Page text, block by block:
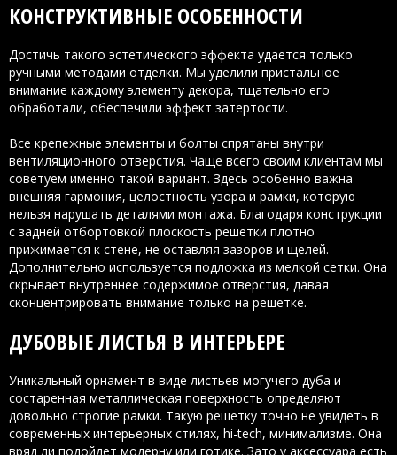
КОНСТРУКТИВНЫЕ ОСОБЕННОСТИ
Достичь такого эстетического эффекта удается только
ручными методами отделки. Мы уделили пристальное
внимание каждому элементу декора, тщательно его
обработали, обеспечили эффект затертости.
Все крепежные элементы и болты спрятаны внутри
вентиляционного отверстия. Чаще всего своим клиентам мы
советуем именно такой вариант. Здесь особенно важна
внешняя гармония, целостность узора и рамки, которую
нельзя нарушать деталями монтажа. Благодаря конструкции
с задней отбортовкой плоскость решетки плотно
прижимается к стене, не оставляя зазоров и щелей.
Дополнительно используется подложка из мелкой сетки. Она
скрывает внутреннее содержимое отверстия, давая
сконцентрировать внимание только на решетке.
ДУБОВЫЕ ЛИСТЬЯ В ИНТЕРЬЕРЕ
Уникальный орнамент в виде листьев могучего дуба и
состаренная металлическая поверхность определяют
довольно строгие рамки. Такую решетку точно не увидеть в
современных интерьерных стилях, hi-tech, минимализме. Она
вряд ли подойдет модерну или готике. Зато у аксессуара есть